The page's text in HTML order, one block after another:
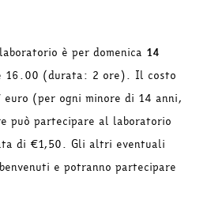
è per domenica 14
16.00 (durata: 2 ore). Il costo
(per ogni minore di 14 anni,
può partecipare al laboratorio
di €1,50. Gli altri eventuali
e potranno partecipare